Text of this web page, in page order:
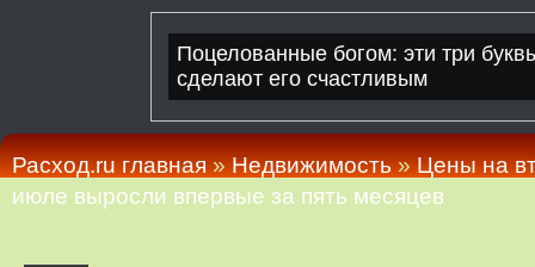
Расход.ru главная»Недвижимость»Цены на
июле выросли впервые за пять месяцев